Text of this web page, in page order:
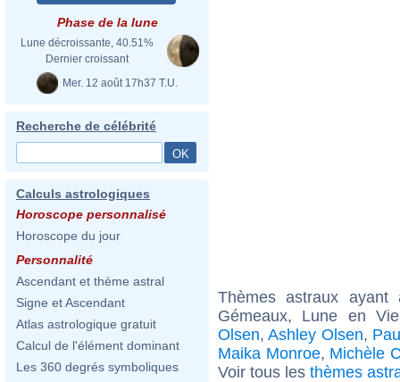
Phase de la lune
Lune décroissante, 40.51%
Dernier croissant
Mer. 12 août 17h37 T.U.
Recherche de célébrité
Calculs astrologiques
Horoscope personnalisé
Horoscope du jour
Personnalité
Ascendant et thème astral
Signe et Ascendant
Atlas astrologique gratuit
Calcul de l'élément dominant
Les 360 degrés symboliques
Thèmes astraux
Gémeaux, Lune en
Olsen,Ashley Olsen,
Maika Monroe, Michèle
Voir tous les thèmes